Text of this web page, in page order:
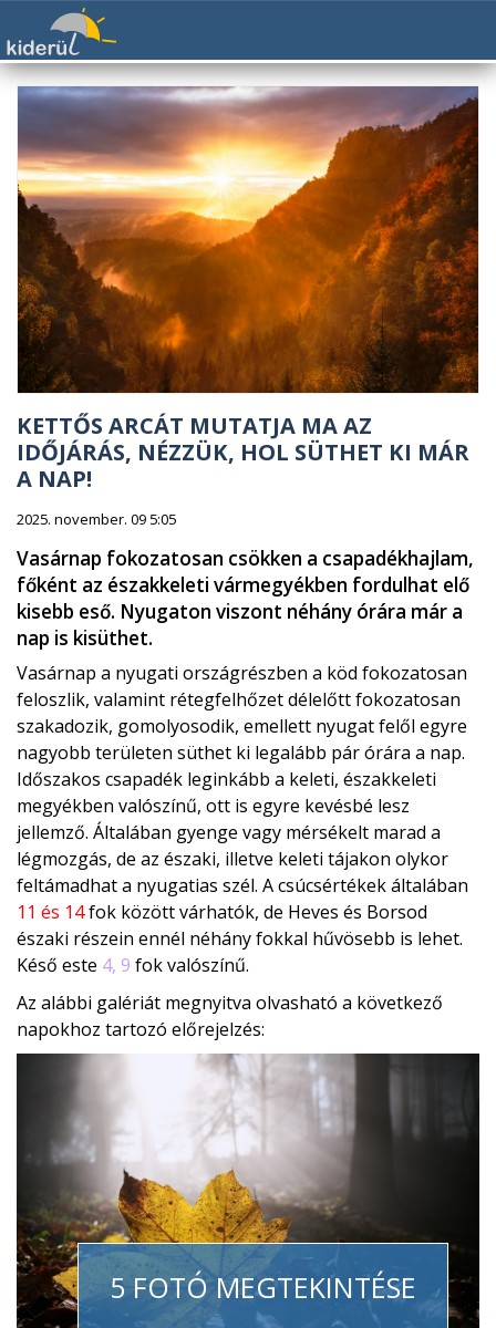
KETTŐS ARCÁT MUTATJA MA AZ
IDŐJÁRÁS, NÉZZÜK, HOL SÜTHET KI MÁR
A NAP!
2025. november. 09 5:05
Vasárnap fokozatosan csökken a csapadékhajlam,
főként az északkeleti vármegyékben fordulhat elő
kisebb eső. Nyugaton viszont néhány órára már a
nap is kisüthet.
Vasárnap a nyugati országrészben a köd fokozatosan
feloszlik, valamint rétegfelhőzet délelőtt fokozatosan
szakadozik, gomolyosodik, emellett nyugat felől egyre
nagyobb területen süthet ki legalább pár órára a nap.
Időszakos csapadék leginkább a keleti, északkeleti
megyékben valószínű, ott is egyre kevésbé lesz
jellemző. Általában gyenge vagy mérsékelt marad a
légmozgás, de az északi, illetve keleti tájakon olykor
feltámadhat a nyugatias szél. A csúcsértékek általában
11 és 14fok között várhatók, de Heves és Borsod
északi részein ennél néhány fokkal hűvösebb is lehet.
Késő este 4, 9 fok valószínű.
Az alábbi galériát megnyitva olvasható a következő
napokhoz tartozó előrejelzés:
5 FOTÓ MEGTEKINTÉSE